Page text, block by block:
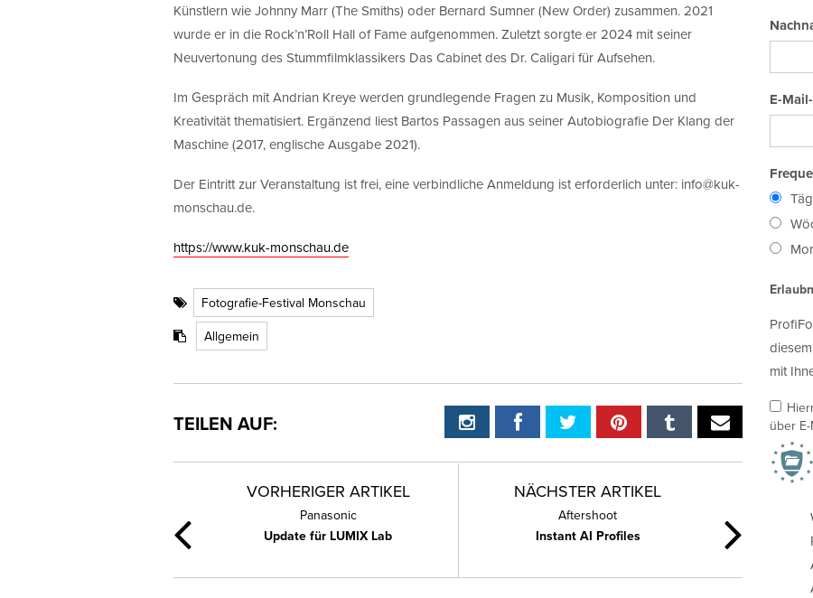
Künstlern wie Johnny Marr (The Smiths) oder Bernard Sumner (New Order) zusammen. 2021
wurde er in die Rock’n’Roll Hall of Fame aufgenommen. Zuletzt sorgte er 2024 mit seiner
Neuvertonung des Stummfilmklassikers Das Cabinet des Dr. Caligari für Aufsehen.
Im Gespräch mit Andrian Kreye werden grundlegende Fragen zu Musik, Komposition und
Kreativität thematisiert. Ergänzend liest Bartos Passagen aus seiner Autobiografie Der Klang der
Maschine (2017, englische Ausgabe 2021).
Der Eintritt zur Veranstaltung ist frei, eine verbindliche Anmeldung ist erforderlich unter: info@kuk-
monschau.de.
https://www.kuk-monschau.de
Fotografie-Festival Monschau
Allgemein
TEILEN AUF:
VORHERIGER ARTIKEL
Panasonic
Update für LUMIX Lab
NÄCHSTER ARTIKEL
Aftershoot
Instant AI Profiles
E-
mit
über E-